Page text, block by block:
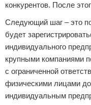
конкурентов. После
Следующий шаг – это
будет
индивидуального
крупными компаниями
с ограниченной
физическими лицами
индивидуальным